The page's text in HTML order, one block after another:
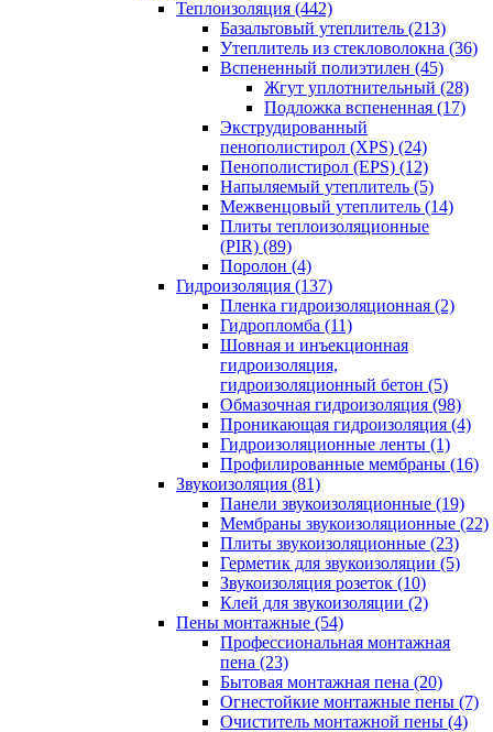
Теплоизоляция (442)
Базальтовый утеплитель (213)
Утеплитель из стекловолокна (36)
Вспененный полиэтилен (45)
Жгут уплотнительный (28)
Подложка вспененная (17)
Экструдированный
пенополистирол (XPS) (24)
Пенополистирол (EPS) (12)
Напыляемый утеплитель (5)
Межвенцовый утеплитель (14)
Плиты теплоизоляционные
(PIR) (89)
Поролон (4)
Гидроизоляция (137)
Пленка гидроизоляционная (2)
Гидропломба (11)
Шовная и инъекционная
гидроизоляция,
гидроизоляционный бетон (5)
Обмазочная гидроизоляция (98)
Проникающая гидроизоляция (4)
Гидроизоляционные ленты (1)
Профилированные мембраны (16)
Звукоизоляция (81)
Панели звукоизоляционные (19)
Мембраны звукоизоляционные (22)
Плиты звукоизоляционные (23)
Герметик для звукоизоляции (5)
Звукоизоляция розеток (10)
Клей для звукоизоляции (2)
Пены монтажные (54)
Профессиональная монтажная
пена (23)
Бытовая монтажная пена (20)
Огнестойкие монтажные пены (7)
Очиститель монтажной пены (4)